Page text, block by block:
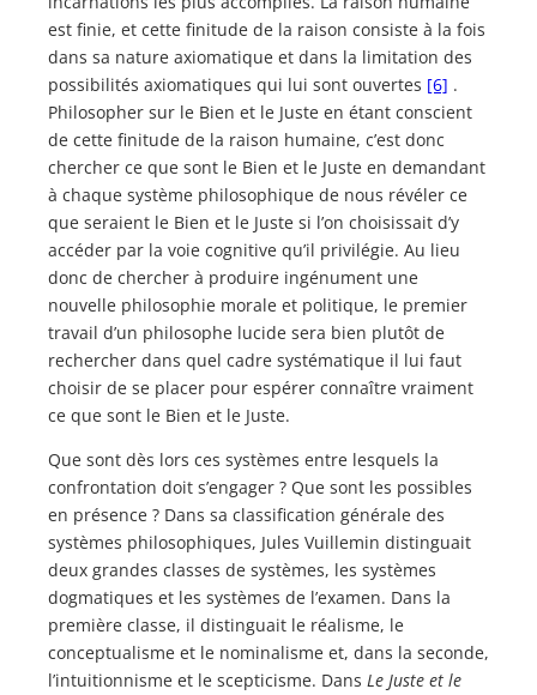
est finie, et cette finitude de la raison consiste à la fois
dans sa nature axiomatique et dans la limitation des
possibilités axiomatiques qui lui sont ouvertes [6] .
Philosopher sur le Bien et le Juste en étant conscient
de cette finitude de la raison humaine, c’est donc
chercher ce que sont le Bien et le Juste en demandant
à chaque système philosophique de nous révéler ce
que seraient le Bien et le Juste si l’on choisissait d’y
accéder par la voie cognitive qu’il privilégie. Au lieu
donc de chercher à produire ingénument une
nouvelle philosophie morale et politique, le premier
travail d’un philosophe lucide sera bien plutôt de
rechercher dans quel cadre systématique il lui faut
choisir de se placer pour espérer connaître vraiment
ce que sont le Bien et le Juste.
Que sont dès lors ces systèmes entre lesquels la
confrontation doit s’engager ? Que sont les possibles
en présence ? Dans sa classification générale des
systèmes philosophiques, Jules Vuillemin distinguait
deux grandes classes de systèmes, les systèmes
dogmatiques et les systèmes de l’examen. Dans la
première classe, il distinguait le réalisme, le
conceptualisme et le nominalisme et, dans la seconde,
l’intuitionnisme et le scepticisme. Dans Le Juste et le